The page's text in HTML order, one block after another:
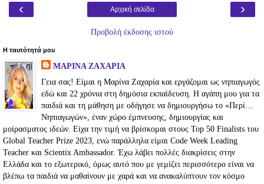
‹ ›
Αρχική σελίδα
Προβολή έκδοσης ιστού
Η ταυτότητά μου
ΜΑΡΙΝΑ ΖΑΧΑΡΙΑ
Γεια σας! Είμαι η Μαρίνα Ζαχαρία και εργάζομαι ως νηπιαγωγός
εδώ και 22 χρόνια στη δημόσια εκπαίδευση. Η αγάπη μου για τα
παιδιά και τη μάθηση με οδήγησε να δημιουργήσω το «Περί…
Νηπιαγωγών», έναν χώρο έμπνευσης, δημιουργίας και
μοίρασματος ιδεών. Είχα την τιμή να βρίσκομαι στους Top 50 Finalists του
Global Teacher Prize 2023, ενώ παράλληλα είμαι Code Week Leading
Teacher και Scientix Ambassador. Έχω λάβει πολλές διακρίσεις στην
Ελλάδα και το εξωτερικό, όμως αυτό που με γεμίζει περισσότερο είναι να
βλέπω τα παιδιά να μαθαίνουν με χαρά και να ανακαλύπτουν τον κόσμο